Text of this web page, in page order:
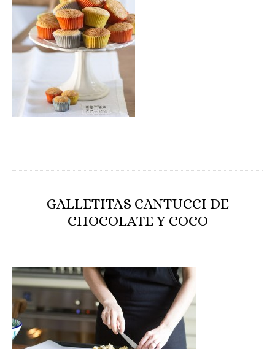
GALLETITAS CANTUCCI DE
CHOCOLATE Y COCO